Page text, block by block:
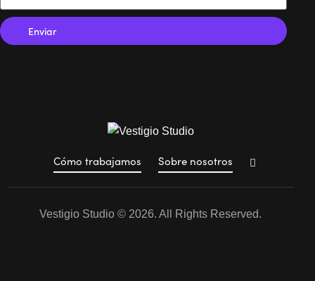
Enviar
Cómo trabajamos Sobre nosotros
Vestigio Studio © 2026. All Rights Reserved.